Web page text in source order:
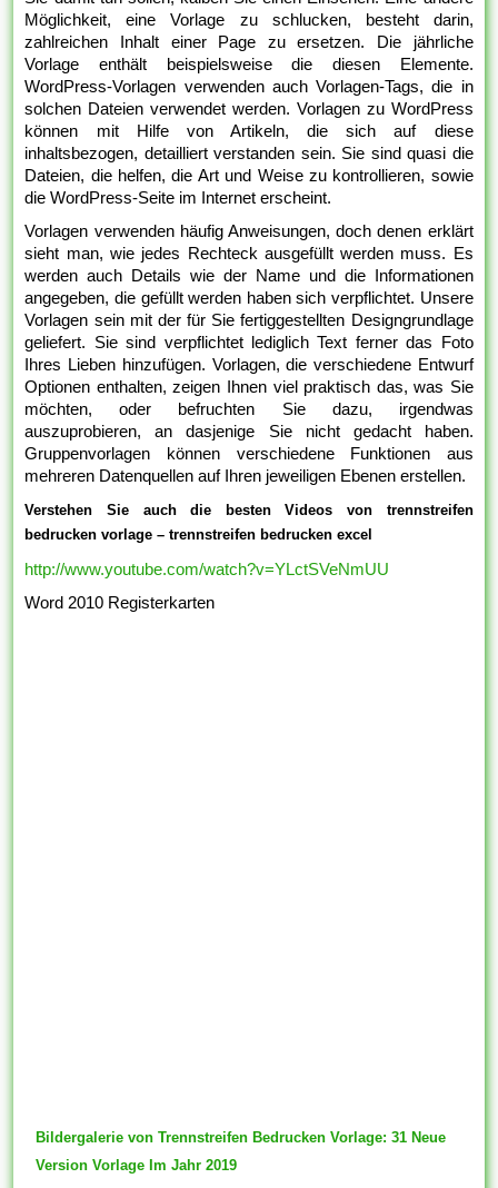
Möglichkeit, eine Vorlage zu schlucken, besteht darin,
zahlreichen Inhalt einer Page zu ersetzen. Die jährliche
Vorlage enthält beispielsweise die diesen Elemente.
WordPress-Vorlagen verwenden auch Vorlagen-Tags, die in
solchen Dateien verwendet werden. Vorlagen zu WordPress
können mit Hilfe von Artikeln, die sich auf diese
inhaltsbezogen, detailliert verstanden sein. Sie sind quasi die
Dateien, die helfen, die Art und Weise zu kontrollieren, sowie
die WordPress-Seite im Internet erscheint.
Vorlagen verwenden häufig Anweisungen, doch denen erklärt
sieht man, wie jedes Rechteck ausgefüllt werden muss. Es
werden auch Details wie der Name und die Informationen
angegeben, die gefüllt werden haben sich verpflichtet. Unsere
Vorlagen sein mit der für Sie fertiggestellten Designgrundlage
geliefert. Sie sind verpflichtet lediglich Text ferner das Foto
Ihres Lieben hinzufügen. Vorlagen, die verschiedene Entwurf
Optionen enthalten, zeigen Ihnen viel praktisch das, was Sie
möchten, oder befruchten Sie dazu, irgendwas
auszuprobieren, an dasjenige Sie nicht gedacht haben.
Gruppenvorlagen können verschiedene Funktionen aus
mehreren Datenquellen auf Ihren jeweiligen Ebenen erstellen.
Verstehen Sie auch die besten Videos von trennstreifen
bedrucken vorlage – trennstreifen bedrucken excel
http://www.youtube.com/watch?v=YLctSVeNmUU
Word 2010 Registerkarten
Bildergalerie von Trennstreifen Bedrucken Vorlage: 31 Neue
Version Vorlage Im Jahr 2019